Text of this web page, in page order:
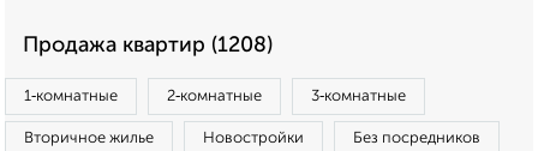
Продажа квартир (1208)
1‑комнатные 2‑комнатные 3‑комнатные
Вторичное жилье Новостройки Без посредников